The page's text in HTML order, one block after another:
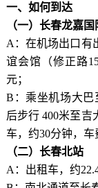
一、 如何到达
（一） 长春龙嘉国
A：在机场出口有
谊会馆（修正路
元；
B：乘坐机场大巴
后步行 400米至吉
车，约30分钟，车
（二） 长春北站
A：出租车，约